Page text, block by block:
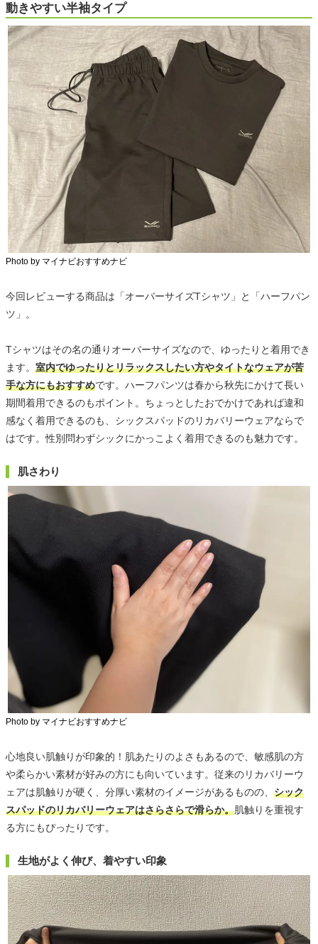
動きやすい半袖タイプ
Photo by マイナビおすすめナビ
今回レビューする商品は「オーバーサイズTシャツ」と「ハーフパン
ツ」。
Tシャツはその名の通りオーバーサイズなので、ゆったりと着用でき
ます。 室内でゆったりとリラックスしたい方やタイトなウェアが苦
手な方にもおすすめです。ハーフパンツは春から秋先にかけて長い
期間着用できるのもポイント。ちょっとしたおでかけであれば違和
感なく着用できるのも、シックスパッドのリカバリーウェアならで
はです。性別問わずシックにかっこよく着用できるのも魅力です。
肌さわり
Photo by マイナビおすすめナビ
心地良い肌触りが印象的！肌あたりのよさもあるので、敏感肌の方
や柔らかい素材が好みの方にも向いています。従来のリカバリーウ
ェアは肌触りが硬く、分厚い素材のイメージがあるものの、 シック
スパッドのリカバリーウェアはさらさらで滑らか。肌触りを重視す
る方にもぴったりです。
生地がよく伸び、着やすい印象